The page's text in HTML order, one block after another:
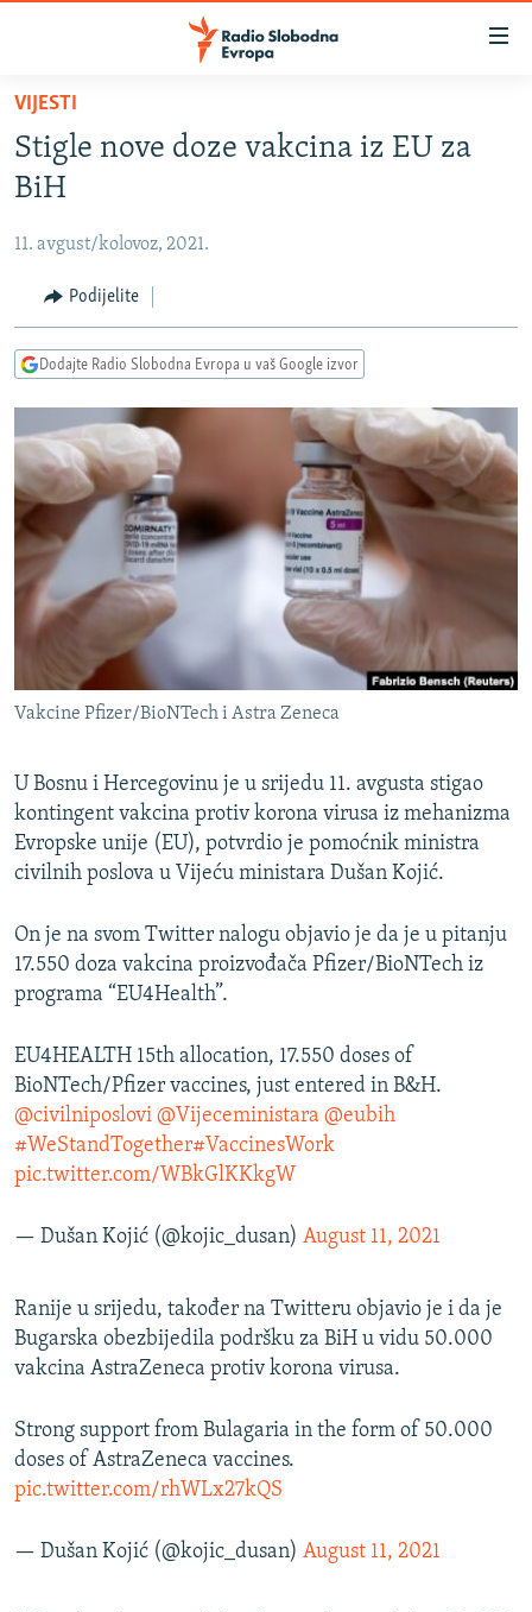
Pređite
glavni
sadržaj
na
navigaciju
Pređite
na
VIJESTI
BOSNA I HERCEGOVINA
KOSOVO
CRNA GORA
VIDEO
FOTOGALERIJE
INFOGRAFIKE
PODCASTI
RAT U UKRAJINI
KINA NA BALKANU
RSE PRIČE IZ SVIJETA
ISPRIČAJ MI
DNEVNO@RSE
SPECIJALI RSE
VIŠE OD NASLOVA
GENOCID U SREBRENICI
TV LIBERTY
POST SCRIPTUM
TRI DECENIJE OD RATA U BIH
SVE KARTE DEJTONA
PRATITE NAS
Sve RFE/RL stranice
VIJESTI
Stigle nove doze vakcina iz EU za
BiH
11. avgust/kolovoz, 2021.
Podijelite
Dodajte Radio Slobodna Evropa u vaš Google izvor
Vakcine Pfizer/BioNTech i Astra Zeneca
U Bosnu i Hercegovinu je u srijedu 11. avgusta stigao
kontingent vakcina protiv korona virusa iz mehanizma
Evropske unije (EU), potvrdio je pomoćnik ministra
civilnih poslova u Vijeću ministara Dušan Kojić.
On je na svom Twitter nalogu objavio je da je u pitanju
17.550 doza vakcina proizvođača Pfizer/BioNTech iz
programa “EU4Health”.
EU4HEALTH 15th allocation, 17.550 doses of
BioNTech/Pfizer vaccines, just entered in B&H.
@civilniposlovi @Vijeceministara @eubih
#WeStandTogether#VaccinesWork
pic.twitter.com/WBkGlKKkgW
— Dušan Kojić (@kojic_dusan) August 11, 2021
Ranije u srijedu, također na Twitteru objavio je i da je
Bugarska obezbijedila podršku za BiH u vidu 50.000
vakcina AstraZeneca protiv korona virusa.
Strong support from Bulagaria in the form of 50.000
doses of AstraZeneca vaccines.
pic.twitter.com/rhWLx27kQS
— Dušan Kojić (@kojic_dusan) August 11, 2021